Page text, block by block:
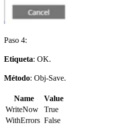
Paso 4:
Etiqueta: OK.
Método: Obj-Save.
Name
Value
WriteNow
True
WithErrors False